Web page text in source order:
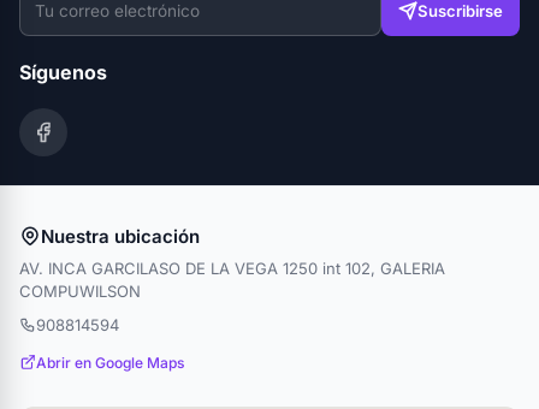
Suscribirse
Síguenos
Nuestra ubicación
AV. INCA GARCILASO DE LA VEGA 1250 int 102, GALERIA
COMPUWILSON
908814594
Abrir en Google Maps